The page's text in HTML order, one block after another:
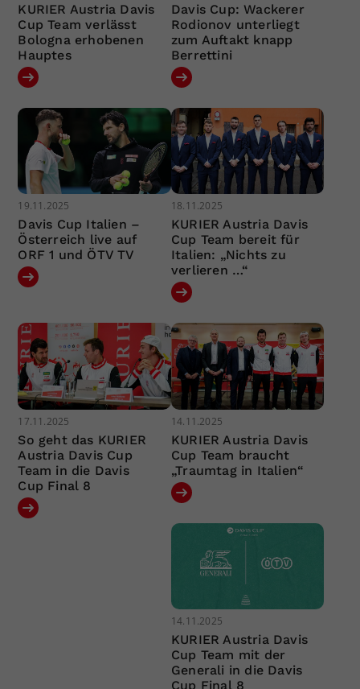
KURIER Austria Davis
Cup Team verlässt
Bologna erhobenen
Hauptes
Davis Cup: Wackerer
Rodionov unterliegt
zum Auftakt knapp
Berrettini
19.11.2025
Davis Cup Italien –
Österreich live auf
ORF 1 und ÖTV TV
18.11.2025
KURIER Austria Davis
Cup Team bereit für
Italien: „Nichts zu
verlieren …“
17.11.2025
So geht das KURIER
Austria Davis Cup
Team in die Davis
Cup Final 8
14.11.2025
KURIER Austria Davis
Cup Team braucht
„Traumtag in Italien“
14.11.2025
KURIER Austria Davis
Cup Team mit der
Generali in die Davis
Cup Final 8